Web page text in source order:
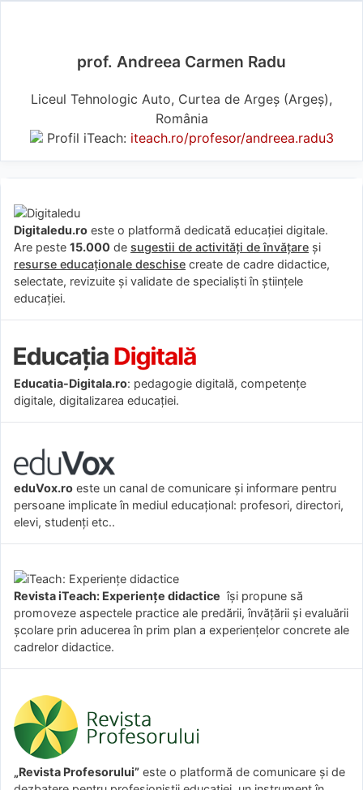
prof. Andreea Carmen Radu
Liceul Tehnologic Auto, Curtea de Argeș (Argeş),
România
Profil iTeach: iteach.ro/profesor/andreea.radu3
Digitaledu.ro este o platformă dedicată educației digitale.
Are peste 15.000 de sugestii de activități de învățare și
resurse educaționale deschise create de cadre didactice,
selectate, revizuite și validate de specialiști în științele
educației.
Educatia-Digitala.ro: pedagogie digitală, competențe
digitale, digitalizarea educației.
eduVox.ro este un canal de comunicare și informare pentru
persoane implicate în mediul educațional: profesori, directori,
elevi, studenți etc..
Revista iTeach: Experienţe didactice îşi propune să
promoveze aspectele practice ale predării, învăţării şi evaluării
şcolare prin aducerea în prim plan a experienţelor concrete ale
cadrelor didactice.
„Revista Profesorului” este o platformă de comunicare și de